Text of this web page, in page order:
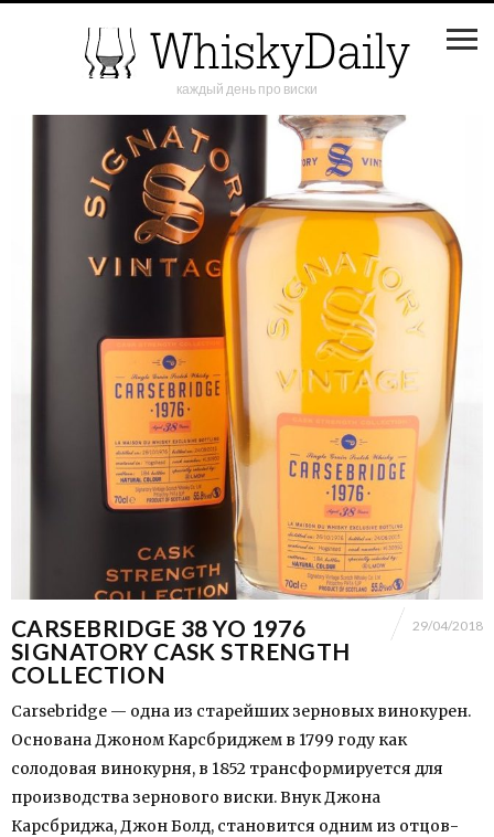
каждый день про виски
CARSEBRIDGE 38 YO 1976
SIGNATORY CASK STRENGTH
COLLECTION
29/04/2018
Carsebridge — одна из старейших зерновых винокурен.
Основана Джоном Карсбриджем в 1799 году как
солодовая винокурня, в 1852 трансформируется для
производства зернового виски. Внук Джона
Карсбриджа, Джон Болд, становится одним из отцов-